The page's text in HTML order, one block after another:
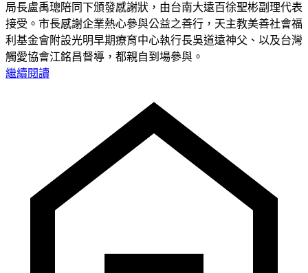
局長盧禹璁陪同下頒發感謝狀，由台南大遠百徐聖彬副理代表
接受。市長感謝企業熱心參與公益之善行，天主教美善社會福
利基金會附設光明早期療育中心執行長吳道遠神父、以及台灣
觸愛協會江銘昌督導，都親自到場參與。
繼續閱讀